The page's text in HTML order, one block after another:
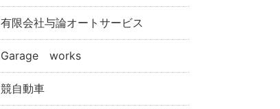
有限会社与論オートサービス
Garage works
競自動車